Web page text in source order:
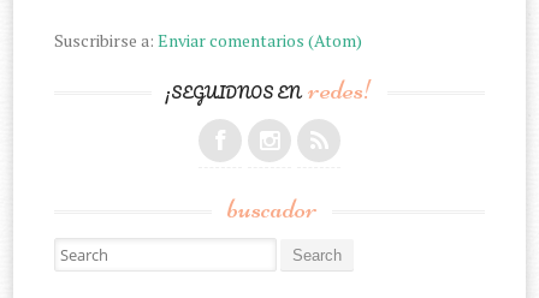
Suscribirse a:Enviar comentarios (Atom)
¡SEGUIDNOS ENredes!
buscador
Search for: